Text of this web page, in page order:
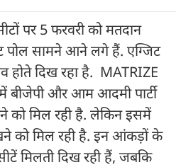
पर 5 फरवरी को मतदान
सामने आने लगे हैं. एग्जिट
होते दिख रहा है. MATRIZE
बीजेपी और आम आदमी पार्टी
को मिल रही है. लेकिन इसमें
को मिल रही है. इन आंकड़ों के
मिलती दिख रही हैं, जबकि